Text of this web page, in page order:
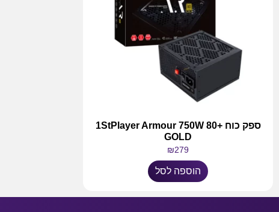
ספק כוח 1StPlayer Armour 750W 80+
GOLD
₪279
הוספה לסל